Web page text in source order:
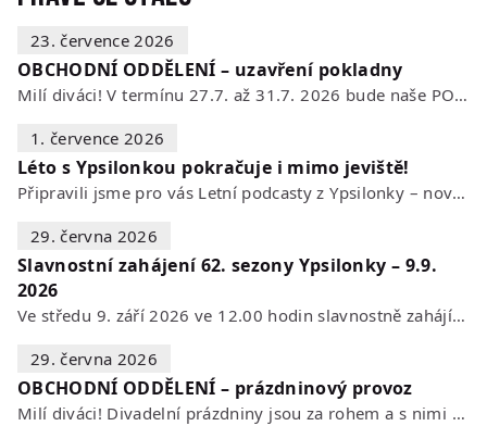
23. července 2026
OBCHODNÍ ODDĚLENÍ – uzavření pokladny
Milí diváci! V termínu 27.7. až 31.7. 2026 bude naše POKLADNA z technických…
1. července 2026
Léto s Ypsilonkou pokračuje i mimo jeviště!
Připravili jsme pro vás Letní podcasty z Ypsilonky – novou sérii rozhovorů s…
29. června 2026
Slavnostní zahájení 62. sezony Ypsilonky – 9.9.
2026
Ve středu 9. září 2026 ve 12.00 hodin slavnostně zahájíme novou divadelní…
29. června 2026
OBCHODNÍ ODDĚLENÍ – prázdninový provoz
Milí diváci! Divadelní prázdniny jsou za rohem a s nimi se mění i otevírací…